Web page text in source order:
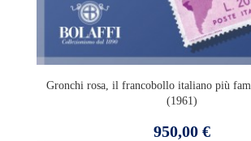
Gronchi rosa, il francobollo italiano più
(1961)
Prezzo
950,00 €